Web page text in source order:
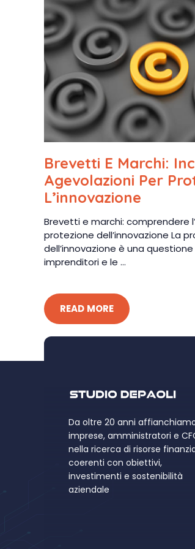
Brevetti E Marchi:
Agevolazioni Per
L’innovazione
Brevetti e marchi: comprendere
protezione dell’innovazione La
dell’innovazione è una
imprenditori e le ...
READ MORE
Da oltre 20 anni
imprese, amministratori e
nella ricerca di risorse
coerenti con obiettivi,
investimenti e sostenibilità
aziendale